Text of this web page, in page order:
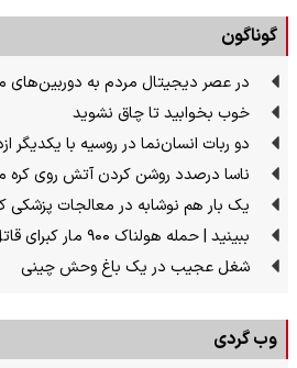
گوناگون
در عصر دیجیتال مردم به دوربین‌های
خوب بخوابید تا چاق نشوید
دو ربات انسان‌نما در روسیه با یکدیگر
ناسا درصدد روشن کردن آتش روی کره
یک بار هم نوشابه در معالجات پزشکی
ببینید | حمله هولناک ۹۰۰ مار کبرای قاتل به ساکنان مردم چین
شغل عجیب در یک باغ وحش چینی
وب گردی